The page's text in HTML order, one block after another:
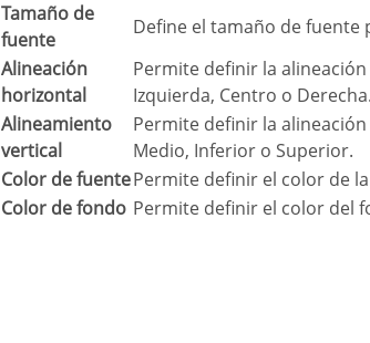
Tamaño de
fuente
Define el tamaño de
Alineación
horizontal
Permite definir la alineación horizontal del título de la etiqueta del grupo. Siendo
Izquierda, Centro o Derecha.
Alineamiento
vertical
Permite definir la alineación vertical del título de la etiqueta del grupo. Siendo
Medio, Inferior o Superior.
Color de fuente Permite definir el color de
Color de fondo
Permite definir el color